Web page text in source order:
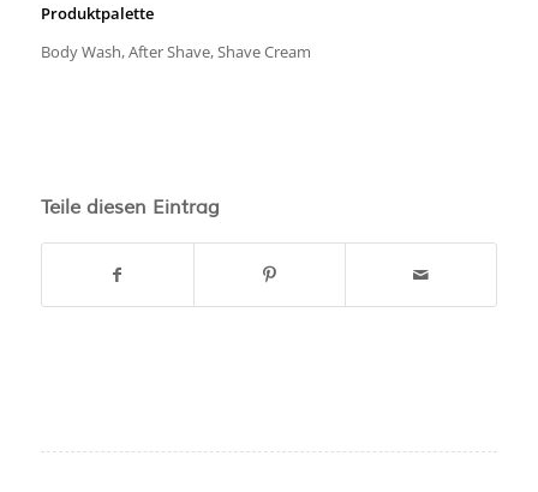
Produktpalette
Body Wash, After Shave, Shave Cream
Teile diesen Eintrag